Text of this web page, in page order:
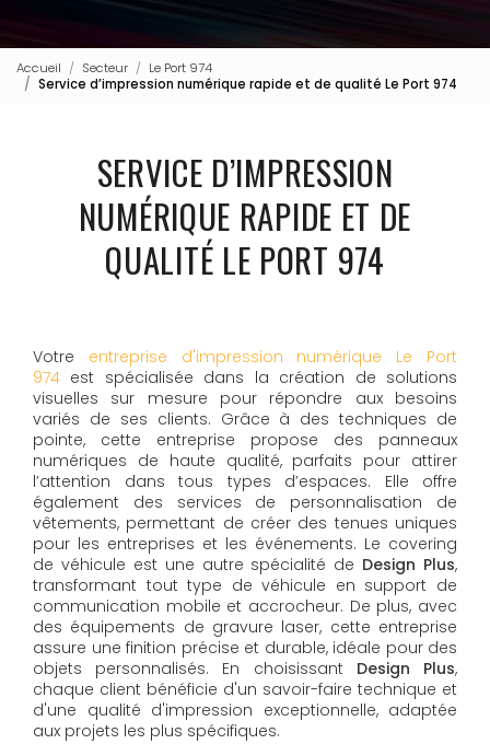
Accueil Secteur
Le Port 974
Service d’impression numérique rapide et de qualité Le Port 974
SERVICE D’IMPRESSION
NUMÉRIQUE RAPIDE ET DE
QUALITÉ LE PORT 974
Votre entreprise d'impression numérique Le Port
974 est spécialisée dans la création de solutions
visuelles sur mesure pour répondre aux besoins
variés de ses clients. Grâce à des techniques de
pointe, cette entreprise propose des panneaux
numériques de haute qualité, parfaits pour attirer
l’attention dans tous types d’espaces. Elle offre
également des services de personnalisation de
vêtements, permettant de créer des tenues uniques
pour les entreprises et les événements. Le covering
de véhicule est une autre spécialité de Design Plus,
transformant tout type de véhicule en support de
communication mobile et accrocheur. De plus, avec
des équipements de gravure laser, cette entreprise
assure une finition précise et durable, idéale pour des
objets personnalisés. En choisissant Design Plus,
chaque client bénéficie d'un savoir-faire technique et
d'une qualité d'impression exceptionnelle, adaptée
aux projets les plus spécifiques.